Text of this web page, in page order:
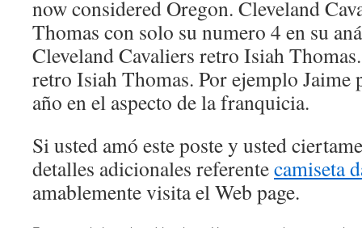
now considered Oregon. Cleveland
Thomas con solo su numero 4 en su
Cleveland Cavaliers retro Isiah
retro Isiah Thomas. Por ejemplo Jaime
año en el aspecto de la franquicia.
Si usted amó este poste y usted
detalles adicionales referentecamiseta
amablemente visita el Web page.